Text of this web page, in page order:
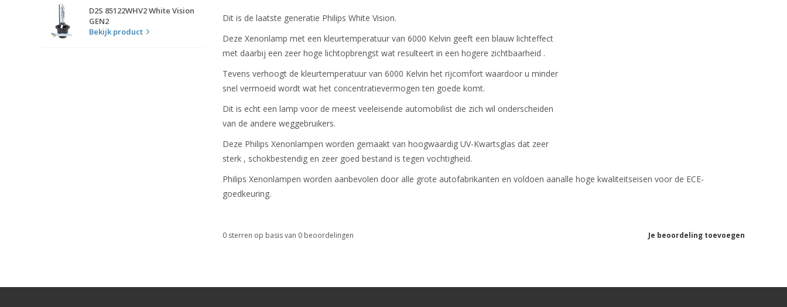
D2S 85122WHV2 White Vision
GEN2
Bekijk product
Dit is de laatste generatie Philips White Vision.
Deze Xenonlamp met een kleurtemperatuur van 6000 Kelvin geeft een blauw lichteffect
met daarbij een zeer hoge lichtopbrengst wat resulteert in een hogere zichtbaarheid .
Tevens verhoogt de kleurtemperatuur van 6000 Kelvin het rijcomfort waardoor u minder
snel vermoeid wordt wat het concentratievermogen ten goede komt.
Dit is echt een lamp voor de meest veeleisende automobilist die zich wil onderscheiden
van de andere weggebruikers.
Deze Philips Xenonlampen worden gemaakt van hoogwaardig UV-Kwartsglas dat zeer
sterk , schokbestendig en zeer goed bestand is tegen vochtigheid.
Philips Xenonlampen worden aanbevolen door alle grote autofabrikanten en voldoen aanalle hoge kwaliteitseisen voor de ECE-
goedkeuring.
Je beoordeling toevoegen
0sterren op basis van 0beoordelingen